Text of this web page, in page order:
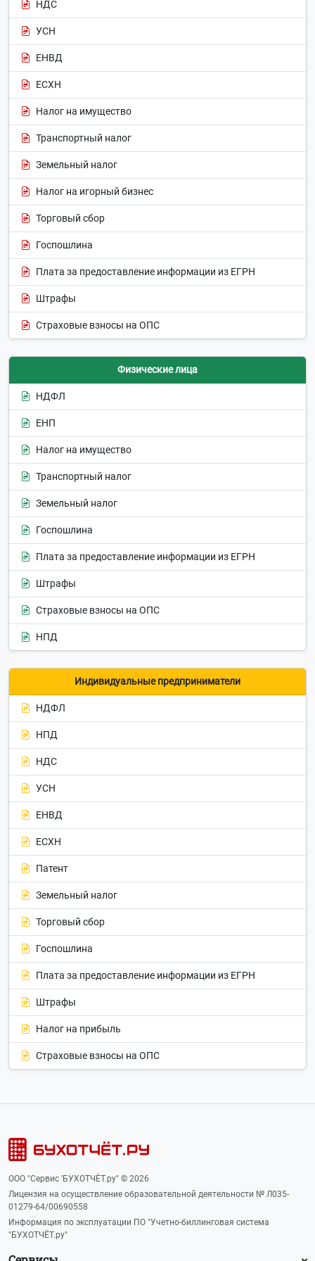
НДС
УСН
ЕНВД
ЕСХН
Налог на имущество
Транспортный налог
Земельный налог
Налог на игорный бизнес
Торговый сбор
Госпошлина
Плата за предоставление информации из ЕГРН
Штрафы
Страховые взносы на ОПС
Физические лица
НДФЛ
ЕНП
Налог на имущество
Транспортный налог
Земельный налог
Госпошлина
Плата за предоставление информации из ЕГРН
Штрафы
Страховые взносы на ОПС
НПД
Индивидуальные предприниматели
НДФЛ
НПД
НДС
УСН
ЕНВД
ЕСХН
Патент
Земельный налог
Торговый сбор
Госпошлина
Плата за предоставление информации из ЕГРН
Штрафы
Налог на прибыль
Страховые взносы на ОПС
ООО "Сервис 'БУХОТЧЁТ.ру" © 2026
Лицензия на осуществление образовательной деятельности № Л035-
01279-64/00690558
Информация по эксплуатации ПО "Учетно-биллинговая система
"БУХОТЧЁТ.ру"